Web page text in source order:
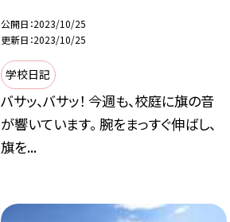
公開日 2023/10/25
更新日 2023/10/25
学校日記
バサッ、バサッ！ 今週も、校庭に旗の音
が響いています。 腕をまっすぐ伸ばし、
旗を...